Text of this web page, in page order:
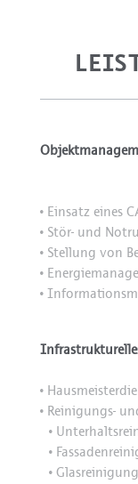
•Einsatz eines
•Stör- und
•Stellung von
•
•
•
•Reinigungs-
•
•
•Glasreinigung